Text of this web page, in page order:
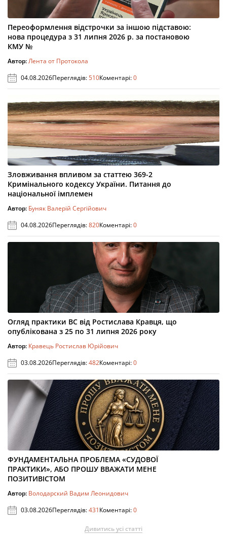
Переоформлення відстрочки за іншою підставою:
нова процедура з 31 липня 2026 р. за постановою
КМУ №
Автор:Лента от Протокола
04.08.2026Переглядів:510Коментарі:0
Зловживання впливом за статтею 369-2
Кримінального кодексу України. Питання до
національної імплемен
Автор: Буняк Валерій Сергійович
04.08.2026Переглядів:820Коментарі:0
Огляд практики ВС від Ростислава Кравця, що
опублікована з 25 по 31 липня 2026 року
Автор: Кравець Ростислав Юрійович
03.08.2026Переглядів:482Коментарі:0
ФУНДАМЕНТАЛЬНА ПРОБЛЕМА «СУДОВОЇ
ПРАКТИКИ», АБО ПРОШУ ВВАЖАТИ МЕНЕ
ПОЗИТИВІСТОМ
Автор: Володарский Вадим Леонидович
03.08.2026Переглядів:431Коментарі:0
Дивитись усі статті